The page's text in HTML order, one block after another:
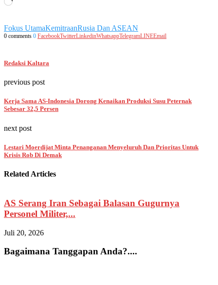
Fokus UtamaKemitraanRusia Dan ASEAN
0 comments 0 FacebookTwitterLinkedinWhatsappTelegramLINEEmail
Redaksi Kaltara
previous post
Kerja Sama AS-Indonesia Dorong Kenaikan Produksi Susu Peternak
Sebesar 32,5 Persen
next post
Lestari Moerdijat Minta Penanganan Menyeluruh Dan Prioritas Untuk
Krisis Rob Di Demak
Related Articles
AS Serang Iran Sebagai Balasan Gugurnya
Personel Militer,...
Juli 20, 2026
Bagaimana Tanggapan Anda?....